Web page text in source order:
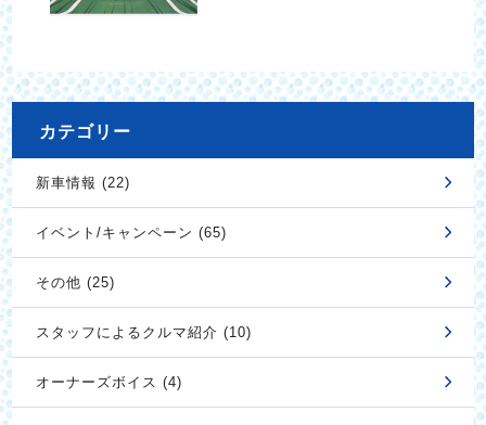
カテゴリー
新車情報 (22)
イベント/キャンペーン (65)
その他 (25)
スタッフによるクルマ紹介 (10)
オーナーズボイス (4)